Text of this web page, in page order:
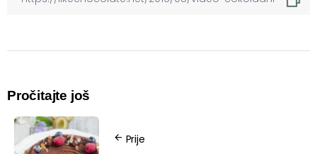
Pročitajte još
Prije